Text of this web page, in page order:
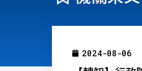
2024-08-06